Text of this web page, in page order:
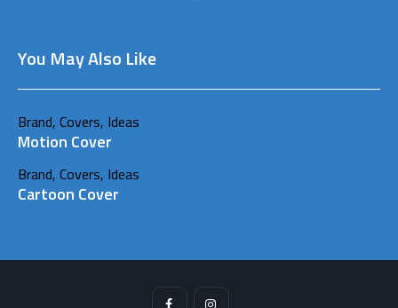
You May Also Like
Brand, Covers, Ideas
Motion Cover
Brand, Covers, Ideas
Cartoon Cover